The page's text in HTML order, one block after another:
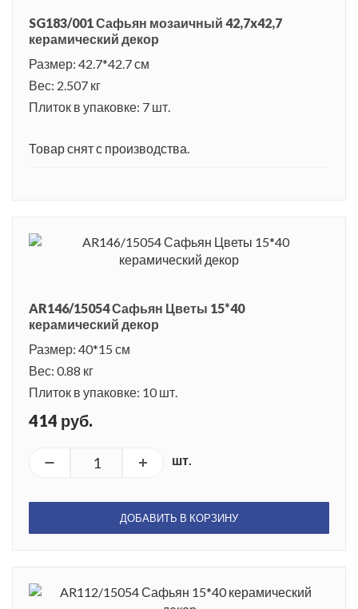
SG183/001 Сафьян мозаичный 42,7x42,7
керамический декор
Размер: 42.7*42.7 см
Вес: 2.507 кг
Плиток в упаковке: 7 шт.
Товар снят с производства.
AR146/15054 Сафьян Цветы 15*40
керамический декор
Размер: 40*15 см
Вес: 0.88 кг
Плиток в упаковке: 10 шт.
414 руб.
шт.
ДОБАВИТЬ В КОРЗИНУ